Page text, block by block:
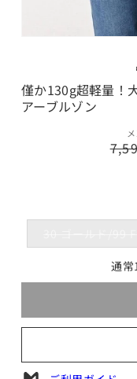
ル
で
メ
僅か130g超軽量！
アーブルゾン
通